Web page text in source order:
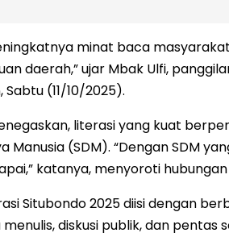
minat baca
daerah,” ujar Mbak Ulfi,
(11/10/2025).
literasi yang kuat
Manusia (SDM). “Dengan SDM
katanya, menyoroti
Situbondo 2025 diisi dengan
diskusi publik, dan